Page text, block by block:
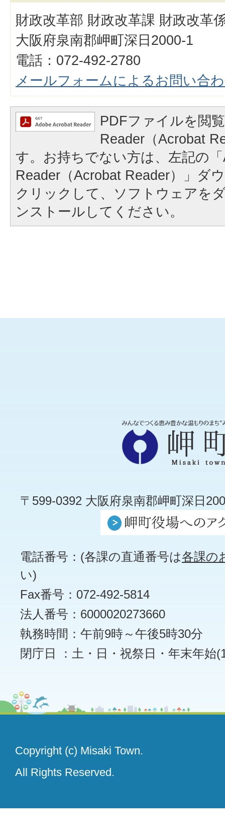
財政改革部 財政改革課 財政改革
大阪府泉南郡岬町深日2000-1
電話：072-492-2780
メールフォームによるお問い合
PDFファイルを閲
Reader（Acrobat
す。お持ちでない方は、左記の
Reader（Acrobat Reader）」ダ
クリックして、ソフトウェアを
ンストールしてください。
〒599-0392 大阪府泉南郡岬町深日
電話番号：(各課の直通番号は各課の
い)
Fax番号：072-492-5814
法人番号：6000020273660
執務時間：午前9時～午後5時30分
閉庁日 ：土・日・祝祭日・年末年始
Copyright (c) Misaki Town.
All Rights Reserved.